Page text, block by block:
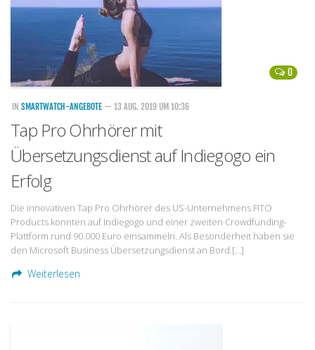
0
IN SMARTWATCH-ANGEBOTE — 13 AUG. 2019 UM 10:36
Tap Pro Ohrhörer mit
Übersetzungsdienst auf Indiegogo ein
Erfolg
Die innovativen Tap Pro Ohrhörer des US-Unternehmens FITO
Products konnten auf Indiegogo und einer zweiten Crowdfunding-
Plattform rund 90.000 Euro einsammeln. Als Besonderheit haben sie
den Microsoft Business Übersetzungsdienst an Bord.[…]
Weiterlesen